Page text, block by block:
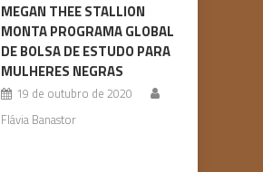
MEGAN THEE STALLION
MONTA PROGRAMA GLOBAL
DE BOLSA DE ESTUDO PARA
MULHERES NEGRAS
19 de outubro de 2020
Flávia Banastor